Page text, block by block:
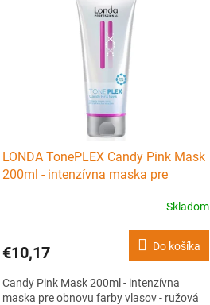
LONDA TonePLEX Candy Pink Mask
200ml - intenzívna maska pre
Skladom
€10,17 Do košíka
Candy Pink Mask 200ml - intenzívna
maska pre obnovu farby vlasov - ružová